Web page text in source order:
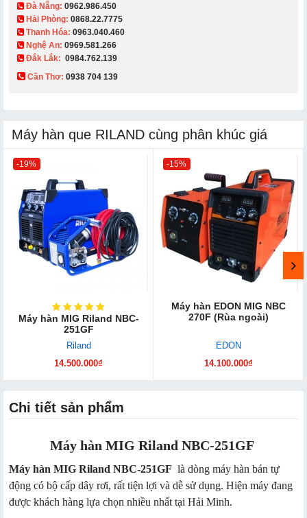
Đà Nẵng: 0962.986.450
Hải Phòng: 0868.22.7775
Thanh Hóa: 0963.040.460
Nghệ An: 0969.581.266
Đắk Lắk: 0984.762.139
Cần Thơ: 0938 704 139​
Máy hàn que RILAND cùng phân khúc giá
-19%
Máy hàn MIG Riland NBC-
251GF
Riland
14.500.000₫
-15%
Máy hàn EDON MIG NBC
270F (Rùa ngoài)
EDON
14.100.000₫
Chi tiết sản phẩm
Máy hàn MIG Riland NBC-251GF
Máy hàn MIG Riland NBC-251GF là dòng máy hàn bán tự
động có bộ cấp dây rơi, rất tiện lợi và dễ sử dụng. Hiện máy đang
được khách hàng lựa chọn nhiều nhất tại Hải Minh.